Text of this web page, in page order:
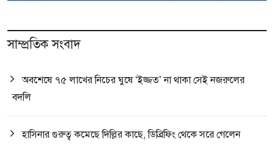
সাম্প্রতিক সংবাদ
অবশেষে ৭৫ লাখের নিচের ঘুষে ‘ইজ্জত’ না থাকা সেই নজরুলের
বদলি
হাসিনার গুরুত্ব কমেছে দিল্লির কাছে, ডিব্রিফিং থেকে সরে গেলেন